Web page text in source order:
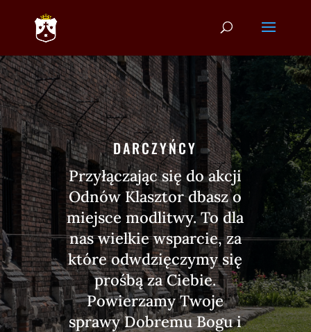
DARCZYŃCY
Przyłączając się do akcji
Odnów Klasztor dbasz o
miejsce modlitwy. To dla
nas wielkie wsparcie, za
które odwdzięczymy się
prośbą za Ciebie.
Powierzamy Twoje
sprawy Dobremu Bogu i